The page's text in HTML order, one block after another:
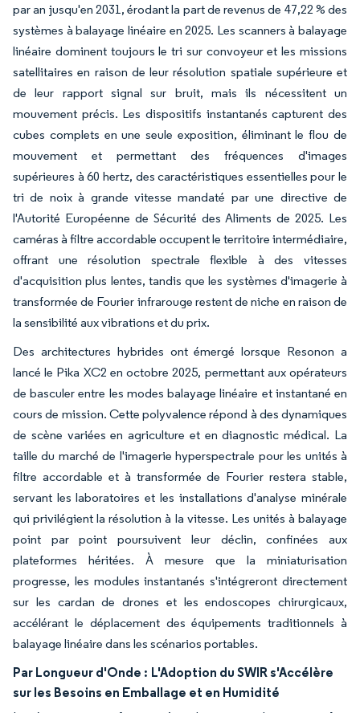
par an jusqu'en 2031, érodant la part de revenus de 47,22 % des
systèmes à balayage linéaire en 2025. Les scanners à balayage
linéaire dominent toujours le tri sur convoyeur et les missions
satellitaires en raison de leur résolution spatiale supérieure et
de leur rapport signal sur bruit, mais ils nécessitent un
mouvement précis. Les dispositifs instantanés capturent des
cubes complets en une seule exposition, éliminant le flou de
mouvement et permettant des fréquences d'images
supérieures à 60 hertz, des caractéristiques essentielles pour le
tri de noix à grande vitesse mandaté par une directive de
l'Autorité Européenne de Sécurité des Aliments de 2025. Les
caméras à filtre accordable occupent le territoire intermédiaire,
offrant une résolution spectrale flexible à des vitesses
d'acquisition plus lentes, tandis que les systèmes d'imagerie à
transformée de Fourier infrarouge restent de niche en raison de
la sensibilité aux vibrations et du prix.
Des architectures hybrides ont émergé lorsque Resonon a
lancé le Pika XC2 en octobre 2025, permettant aux opérateurs
de basculer entre les modes balayage linéaire et instantané en
cours de mission. Cette polyvalence répond à des dynamiques
de scène variées en agriculture et en diagnostic médical. La
taille du marché de l'imagerie hyperspectrale pour les unités à
filtre accordable et à transformée de Fourier restera stable,
servant les laboratoires et les installations d'analyse minérale
qui privilégient la résolution à la vitesse. Les unités à balayage
point par point poursuivent leur déclin, confinées aux
plateformes héritées. À mesure que la miniaturisation
progresse, les modules instantanés s'intégreront directement
sur les cardan de drones et les endoscopes chirurgicaux,
accélérant le déplacement des équipements traditionnels à
balayage linéaire dans les scénarios portables.
Par Longueur d'Onde : L'Adoption du SWIR s'Accélère
sur les Besoins en Emballage et en Humidité